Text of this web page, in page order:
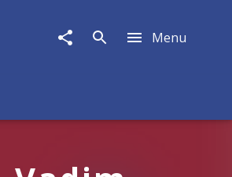
Menu